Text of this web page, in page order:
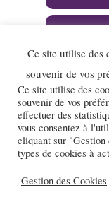
AOÛ
Annecy
19
AOÛ
Nana
Saint-Restitut
Ce site utilise
souvenir de vos
Ce site utilise des
souvenir de vos
effectuer des
vous consentez à
cliquant sur "Gestion
types de cookies à
Gestion des Cookies